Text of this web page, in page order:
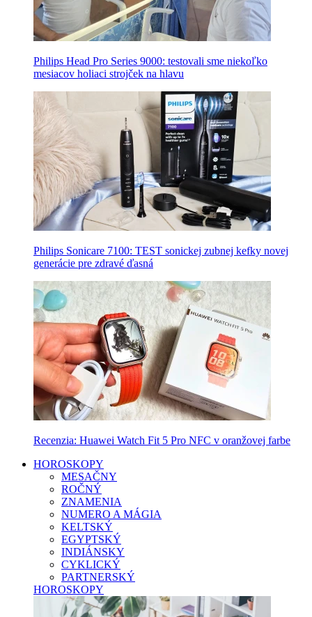
Philips Head Pro Series 9000: testovali sme niekoľko
mesiacov holiaci strojček na hlavu
Philips Sonicare 7100: TEST sonickej zubnej kefky novej
generácie pre zdravé ďasná
Recenzia: Huawei Watch Fit 5 Pro NFC v oranžovej farbe
HOROSKOPY
MESAČNY
ROČNÝ
ZNAMENIA
NUMERO A MÁGIA
KELTSKÝ
EGYPTSKÝ
INDIÁNSKY
CYKLICKÝ
PARTNERSKÝ
HOROSKOPY